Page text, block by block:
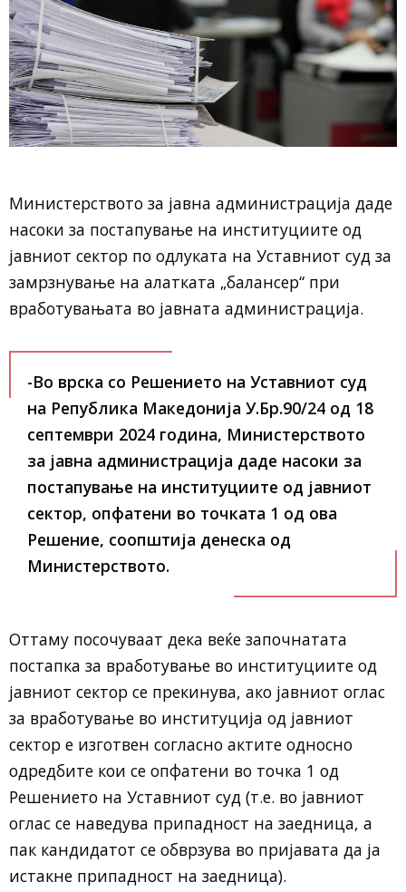
Министерството за јавна администрација даде
насоки за постапување на институциите од
јавниот сектор по одлуката на Уставниот суд за
замрзнување на алатката „балансер“ при
вработувањата во јавната администрација.
-Во врска со Решението на Уставниот суд
на Република Македонија У.Бр.90/24 од 18
септември 2024 година, Министерството
за јавна администрација даде насоки за
постапување на институциите од јавниот
сектор, опфатени во точката 1 од ова
Решение, соопштија денеска од
Министерството.
Оттаму посочуваат дека веќе започнатата
постапка за вработување во институциите од
јавниот сектор се прекинува, ако јавниот оглас
за вработување во институција од јавниот
сектор е изготвен согласно актите односно
одредбите кои се опфатени во точка 1 од
Решението на Уставниот суд (т.е. во јавниот
оглас се наведува припадност на заедница, а
пак кандидатот се обврзува во пријавата да ја
истакне припадност на заедница).